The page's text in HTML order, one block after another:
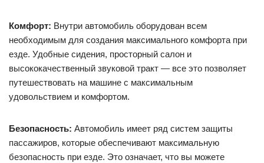
Комфорт: Внутри автомобиль оборудован всем
необходимым для создания максимального комфорта при
езде. Удобные сидения, просторный салон и
высококачественный звуковой тракт — все это позволяет
путешествовать на машине с максимальным
удовольствием и комфортом.
Безопасность: Автомобиль имеет ряд систем защиты
пассажиров, которые обеспечивают максимальную
безопасность при езде. Это означает, что вы можете